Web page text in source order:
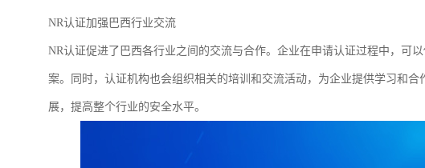
NR认证加强巴西行业交流
NR认证促进了巴西各行业之间的交流与合作。企业在申请认证过程中，可
案。同时，认证机构也会组织相关的培训和交流活动，为企业提供学习和
展，提高整个行业的安全水平。